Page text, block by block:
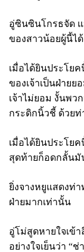
อู่ซินซินโกรธจัด
ของสาวน้อยผู้นี้ไ
เมื่อได้ยินประโย
ของเจ้าเป็นฝ่ายย
เจ้าไม่ยอม งั้นพว
กระดิกนิ้วชี้ ด้วยท่
เมื่อได้ยินประโย
สุดท้ายก็อดกลั้นมั
ยิ่งจางหยูแสดงท่า
ฝ่ายมากเท่านั้น
อู่โม่สูดหายใจเข้
อย่างใจเย็นว่า “